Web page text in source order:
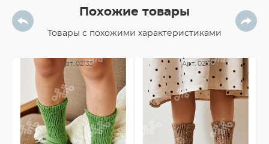
Похожие товары
Товары с похожими характеристиками
Арт. 02133 Арт. 02170